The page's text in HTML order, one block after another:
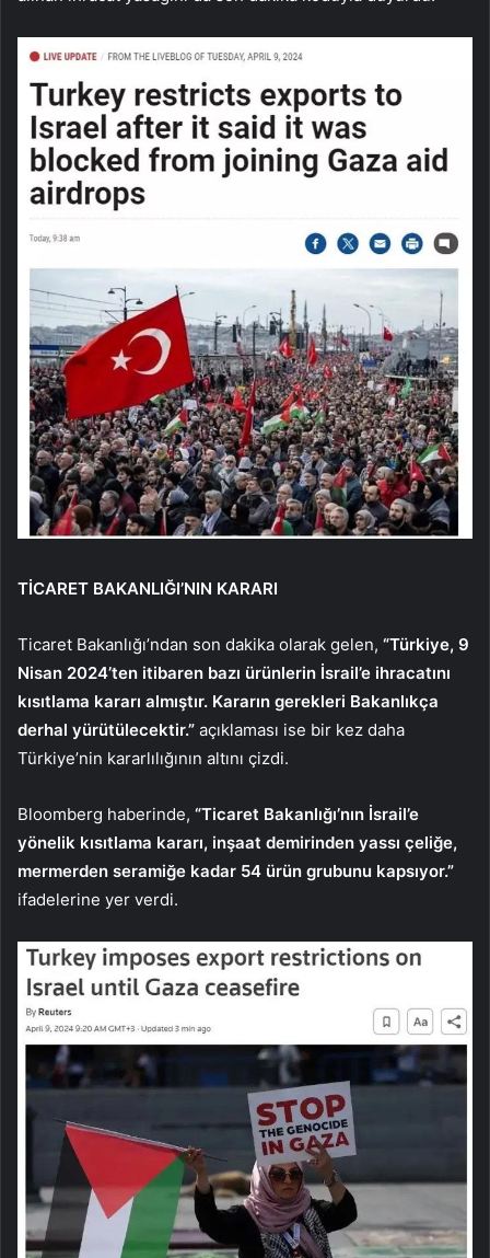
TİCARET BAKANLIĞI’NIN KARARI
Ticaret Bakanlığı’ndan son dakika olarak gelen, “Türkiye, 9
Nisan 2024’ten itibaren bazı ürünlerin İsrail’e ihracatını
kısıtlama kararı almıştır. Kararın gerekleri Bakanlıkça
derhal yürütülecektir.” açıklaması ise bir kez daha
Türkiye’nin kararlılığının altını çizdi.
Bloomberg haberinde, “Ticaret Bakanlığı’nın İsrail’e
yönelik kısıtlama kararı, inşaat demirinden yassı çeliğe,
mermerden seramiğe kadar 54 ürün grubunu kapsıyor.”
ifadelerine yer verdi.